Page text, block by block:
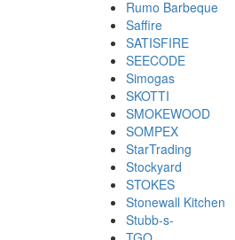
Rumo Barbeque
Saffire
SATISFIRE
SEECODE
Simogas
SKOTTI
SMOKEWOOD
SOMPEX
StarTrading
Stockyard
STOKES
Stonewall Kitchen
Stubb-s-